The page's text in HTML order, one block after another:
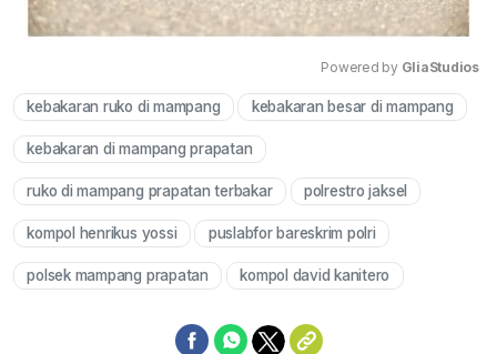
Mute
Powered by GliaStudios
kebakaran ruko di mampang kebakaran besar di mampang
kebakaran di mampang prapatan
ruko di mampang prapatan terbakar polrestro jaksel
kompol henrikus yossi puslabfor bareskrim polri
polsek mampang prapatan kompol david kanitero